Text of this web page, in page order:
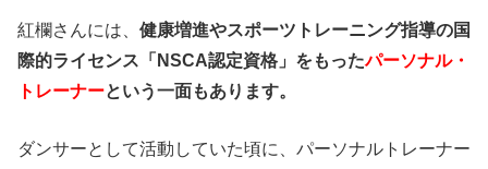
紅欄さんには、 健康増進やスポーツトレーニング指導の国
際的ライセンス「NSCA認定資格」をもったパーソナル・
トレーナーという一面もあります。
ダンサーとして活動していた頃に、パーソナルトレーナー